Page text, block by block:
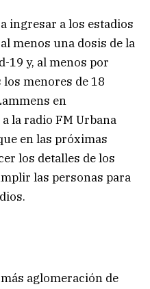
ingresar a los estadios
menos una dosis de la
19 y, al menos por
menores de 18
en
la radio FM Urbana
en las próximas
los detalles de los
las personas para
aglomeración de